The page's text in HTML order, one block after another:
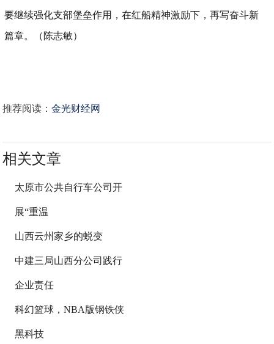
要继续强化支部堡垒作用，在红船精神激励下，再写奋斗新
篇章。（陈志敏）
推荐阅读：金光财经网
相关文章
太原市公共自行车公司开
展“重温
山西云州家乡的蜕变
中建三局山西分公司践行
企业责任
科幻篮球，NBA版钢铁侠
黑科技